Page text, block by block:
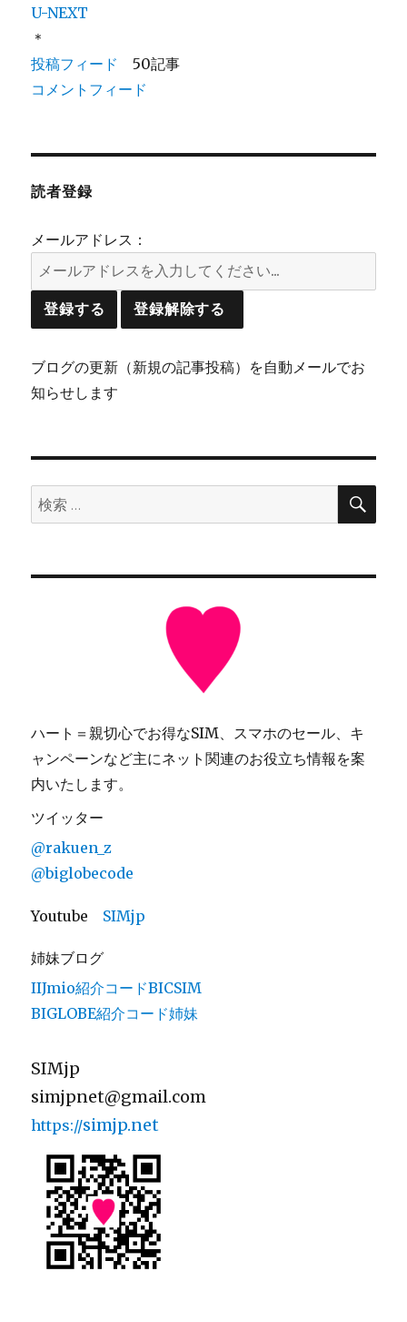
U-NEXT
＊
投稿フィード
50記事
コメントフィード
読者登録
メールアドレス：
ブログの更新（新規の記事投稿）を自動メールでお
知らせします
検
索:
検
ハート＝親切心でお得なSIM、スマホのセール、キ
ャンペーンなど主にネット関連のお役立ち情報を案
内いたします。
ツイッター
@rakuen_z
@biglobecode
Youtube SIMjp
姉妹ブログ
IIJmio紹介コードBICSIM
BIGLOBE紹介コード姉妹
SIMjp
simjpnet@gmail.com
https://simjp.net